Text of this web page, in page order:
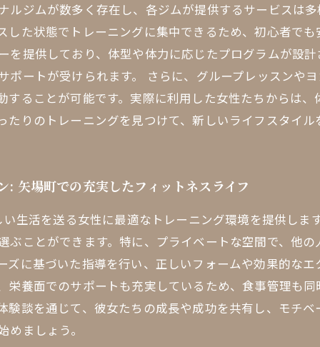
ルジムが数多く存在し、各ジムが提供するサービスは
した状態でトレーニングに集中できるため、初心者で
を提供しており、体型や体力に応じたプログラムが設
ポートが受けられます。 さらに、グループレッスンや
することが可能です。実際に利用した女性たちからは
たりのトレーニングを見つけて、新しいライフスタイル
: 矢場町での充実したフィットネスライフ
生活を送る女性に最適なトレーニング環境を提供しま
ぶことができます。特に、プライベートな空間で、他
ズに基づいた指導を行い、正しいフォームや効果的な
栄養面でのサポートも充実しているため、食事管理も
験談を通じて、彼女たちの成長や成功を共有し、モチ
ましょう。